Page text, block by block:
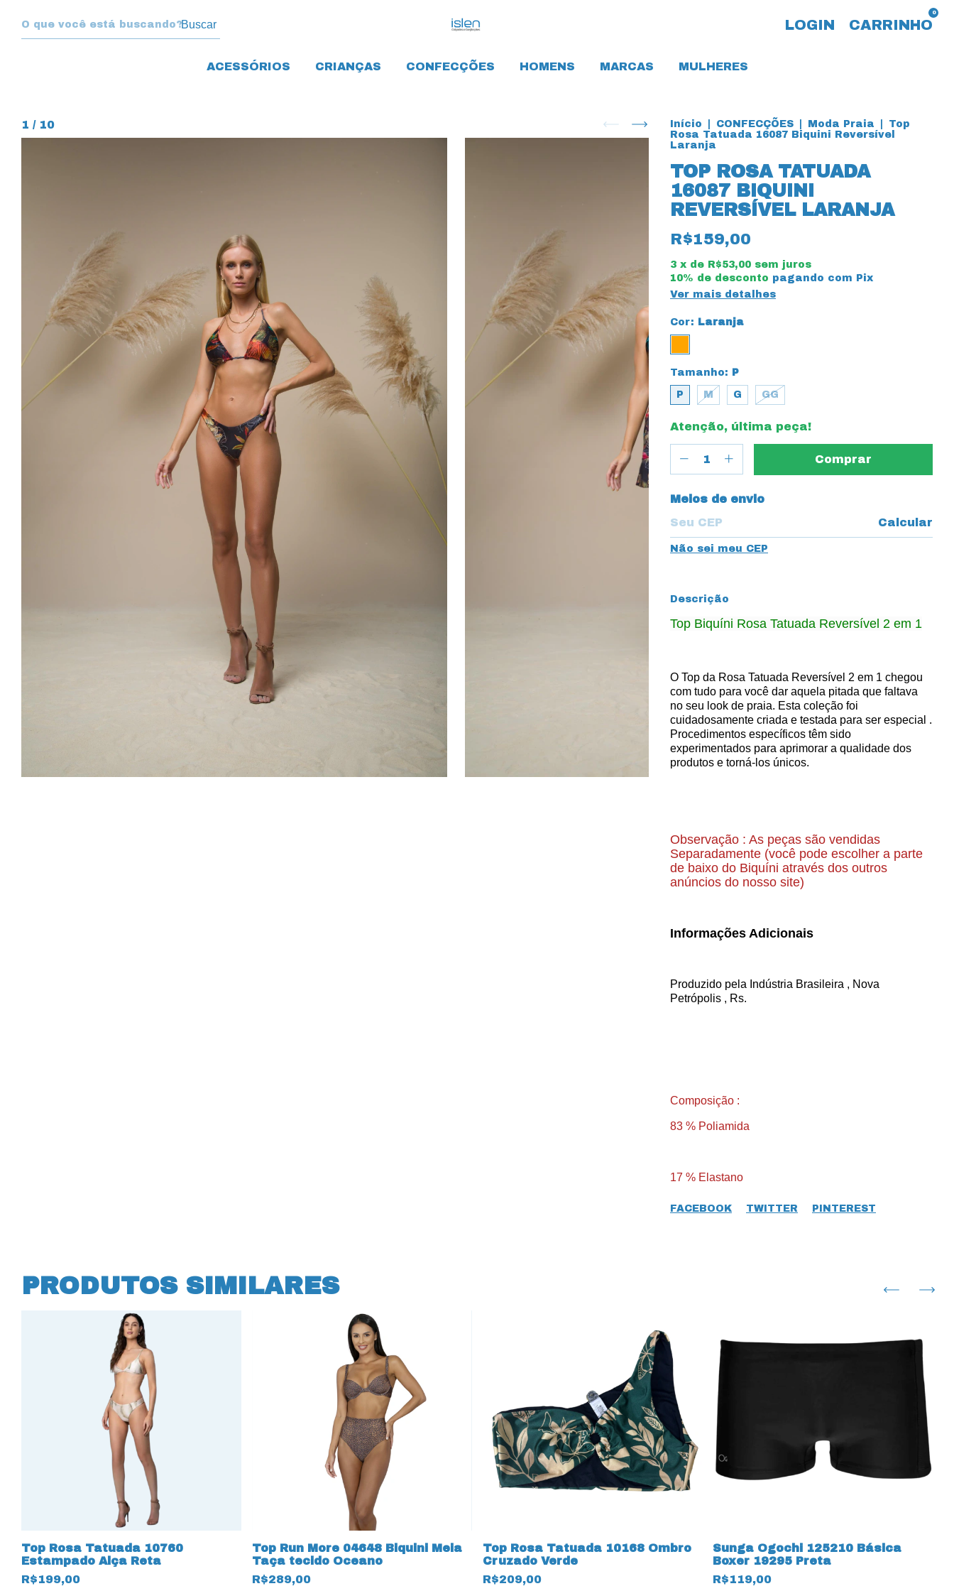
Buscar LOGIN CARRINHO
0
ACESSÓRIOS CRIANÇAS CONFECÇÕES HOMENS MARCAS MULHERES
1 / 10 Início CONFECÇÕES Moda Praia
Top
Rosa Tatuada 16087 Biquini Reversível
Laranja
TOP ROSA TATUADA
16087 BIQUINI
REVERSÍVEL LARANJA
R$159,00
3 x de R$53,00 sem juros
10% de desconto pagando com Pix
Ver mais detalhes
Cor: Laranja
Tamanho: P
P M G GG
Atenção, última peça!
Entregas para o CEP:
Meios de envio
Calcular
Não sei meu CEP
Descrição
Top Biquíni Rosa Tatuada Reversível 2 em 1
O Top da Rosa Tatuada Reversível 2 em 1 chegou
com tudo para você dar aquela pitada que faltava
no seu look de praia. Esta coleção foi
cuidadosamente criada e testada para ser especial .
Procedimentos específicos têm sido
experimentados para aprimorar a qualidade dos
produtos e torná-los únicos.
Observação : As peças são vendidas
Separadamente (você pode escolher a parte
de baixo do Biquíni através dos outros
anúncios do nosso site)
Informações Adicionais
Produzido pela Indústria Brasileira , Nova
Petrópolis , Rs.
Composição :
83 % Poliamida
17 % Elastano
FACEBOOK TWITTER PINTEREST
PRODUTOS SIMILARES
Top Rosa Tatuada 10760
Estampado Alça Reta
R$199,00
Top Run More 04648 Biquini Meia
Taça tecido Oceano
R$289,00
Top Rosa Tatuada 10168 Ombro
Cruzado Verde
R$209,00
Sunga Ogochi 125210 Básica
Boxer 19295 Preta
R$119,00